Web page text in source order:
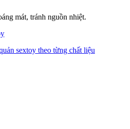
mát, tránh nguồn nhiệt.
sextoy theo từng chất liệu